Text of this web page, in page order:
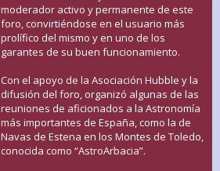
moderador activo y permanente de este
foro, convirtiéndose en el usuario más
prolífico del mismo y en uno de los
garantes de su buen funcionamiento.
Con el apoyo de la Asociación Hubble y la
difusión del foro, organizó algunas de las
reuniones de aficionados a la Astronomía
más importantes de España, como la de
Navas de Estena en los Montes de Toledo,
conocida como “AstroArbacia”.